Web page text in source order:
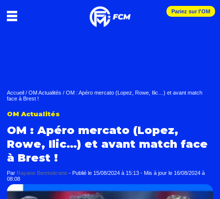
Pariez sur l'OM
Accueil / OM Actualités / OM : Apéro mercato (Lopez, Rowe, Ilic…) et avant match
face à Brest !
OM Actualités
OM : Apéro mercato (Lopez,
Rowe, Ilic…) et avant match face
à Brest !
Par Rayane Benmokrane - Publié le 15/08/2024 à 15:13 - Mis à jour le 16/08/2024 à
08:08